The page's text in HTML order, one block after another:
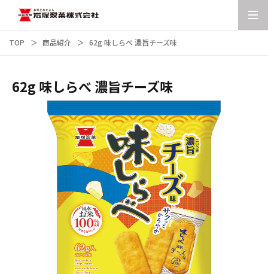
TOP 商品紹介 62g 味しらべ 濃旨チーズ味
62g 味しらべ 濃旨チーズ味